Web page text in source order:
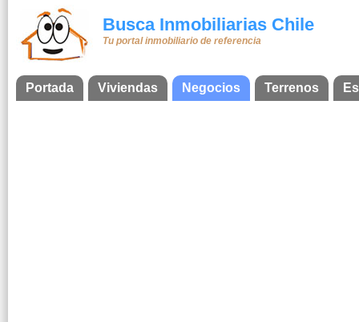
Busca Inmobiliarias Chile
Tu portal inmobiliario de referencia
Portada Viviendas Negocios Terrenos